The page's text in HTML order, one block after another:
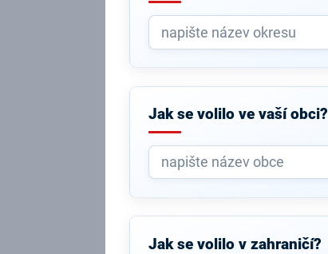
Jak se volilo ve vaší obci?
Jak se volilo v zahraničí?